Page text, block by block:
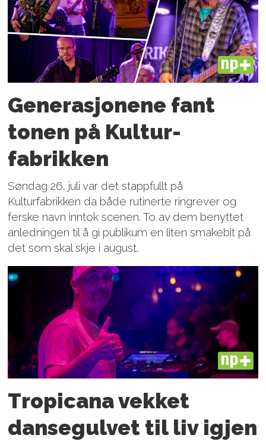
PLUS
Generasjonene fant
tonen på Kultur­
fabrikken
Søndag 26. juli var det stappfullt på
Kulturfabrikken da både rutinerte ringrever og
ferske navn inntok scenen. To av dem benyttet
anledningen til å gi publikum en liten smakebit på
det som skal skje i august.
PLUS
Tropicana vekket
dansegulvet til liv igjen